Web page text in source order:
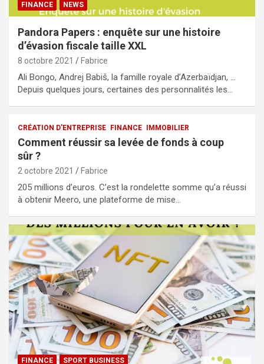
FINANCE NEWS
Pandora Papers : enquête sur une histoire
d’évasion fiscale taille XXL
8 octobre 2021 Fabrice
Ali Bongo, Andrej Babiš, la famille royale d’Azerbaïdjan, …
Depuis quelques jours, certaines des personnalités les…
CRÉATION D'ENTREPRISE FINANCE IMMOBILIER
Comment réussir sa levée de fonds à coup
sûr ?
2 octobre 2021 Fabrice
205 millions d’euros. C’est la rondelette somme qu’a réussi
à obtenir Meero, une plateforme de mise…
FINANCE SPORT BUSINESS